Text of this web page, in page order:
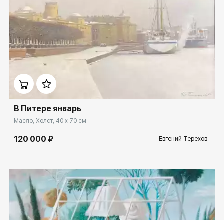
Домен:
В Питере январь
Масло, Холст, 40 x 70 см
120 000 ₽ Евгений Терехов